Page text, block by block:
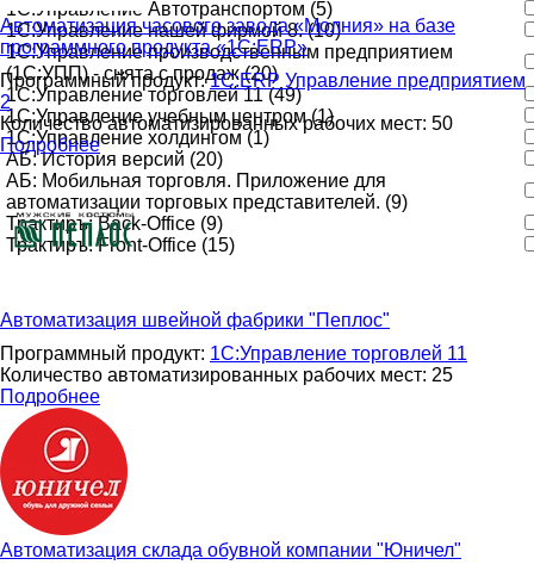
1С:Управление Автотранспортом (5)
1С:Управление нашей фирмой 8. (10)
1С:Управление производственным предприятием
(1С:УПП) - снята с продаж (20)
1С:Управление торговлей 11 (49)
1С:Управление учебным центром (1)
1С:Управление холдингом (1)
АБ: История версий (20)
АБ: Мобильная торговля. Приложение для
автоматизации торговых представителей. (9)
Трактиръ: Back-Office (9)
Трактиръ: Front-Office (15)
Автоматизация часового завода «Молния» на базе
программного продукта «1С:ERP»
Программный продукт:1С:ERP Управление предприятием
2
Количество автоматизированных рабочих мест: 50
Подробнее
Автоматизация швейной фабрики "Пеплос"
Программный продукт: 1С:Управление торговлей 11
Количество автоматизированных рабочих мест: 25
Подробнее
Автоматизация склада обувной компании "Юничел"